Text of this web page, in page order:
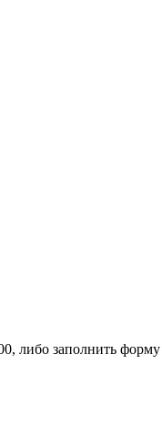
либо заполнить форму